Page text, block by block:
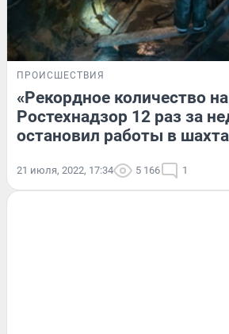
ПРОИСШЕСТВИЯ
«Рекордное количество
Ростехнадзор 12 раз за
остановил работы в
21 июля, 2022, 17:34 5 166 1